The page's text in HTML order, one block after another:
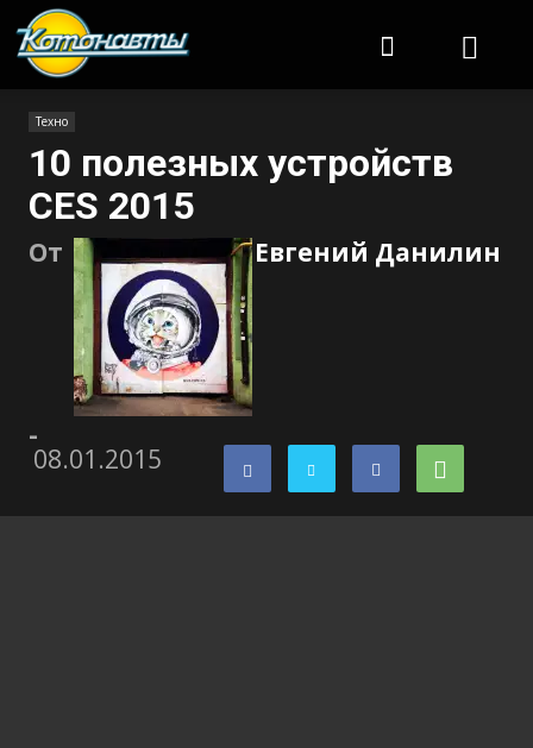
Техно
10 полезных устройств
CES 2015
От Евгений Данилин
-
08.01.2015